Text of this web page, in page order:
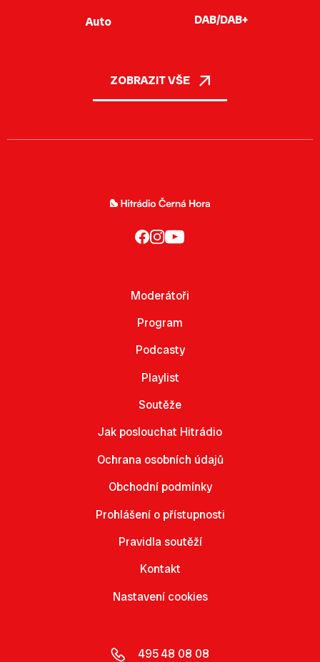
Auto DAB/DAB+
ZOBRAZIT VŠE
Moderátoři
Program
Podcasty
Playlist
Soutěže
Jak poslouchat Hitrádio
Ochrana osobních údajů
Obchodní podmínky
Prohlášení o přístupnosti
Pravidla soutěží
Kontakt
Nastavení cookies
495 48 08 08